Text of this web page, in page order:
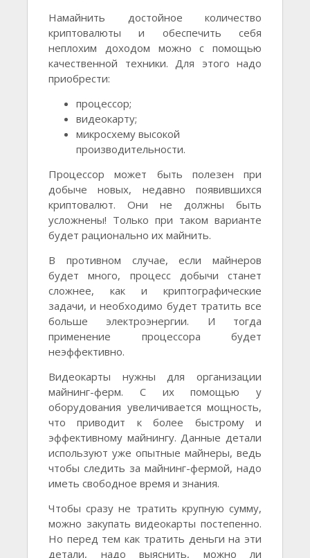
Намайнить достойное количество
криптовалюты и обеспечить себя
неплохим доходом можно с помощью
качественной техники. Для этого надо
приобрести:
процессор;
видеокарту;
микросхему высокой
производительности.
Процессор может быть полезен при
добыче новых, недавно появившихся
криптовалют. Они не должны быть
усложнены! Только при таком варианте
будет рационально их майнить.
В противном случае, если майнеров
будет много, процесс добычи станет
сложнее, как и криптографические
задачи, и необходимо будет тратить все
больше электроэнергии. И тогда
применение процессора будет
неэффективно.
Видеокарты нужны для организации
майнинг-ферм. С их помощью у
оборудования увеличивается мощность,
что приводит к более быстрому и
эффективному майнингу. Данные детали
используют уже опытные майнеры, ведь
чтобы следить за майнинг-фермой, надо
иметь свободное время и знания.
Чтобы сразу не тратить крупную сумму,
можно закупать видеокарты постепенно.
Но перед тем как тратить деньги на эти
детали, надо выяснить, можно ли